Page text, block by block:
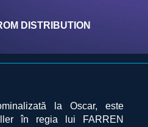
DISTRIBUTION
la Oscar, este
în regia lui FARREN